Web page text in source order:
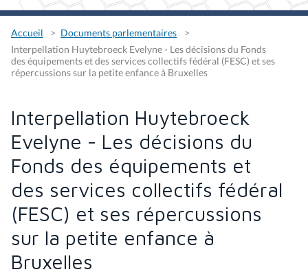
Accueil
Documents parlementaires
Interpellation Huytebroeck Evelyne - Les décisions du Fonds
des équipements et des services collectifs fédéral (FESC) et ses
répercussions sur la petite enfance à Bruxelles
Interpellation Huytebroeck
Evelyne - Les décisions du
Fonds des équipements et
des services collectifs fédéral
(FESC) et ses répercussions
sur la petite enfance à
Bruxelles